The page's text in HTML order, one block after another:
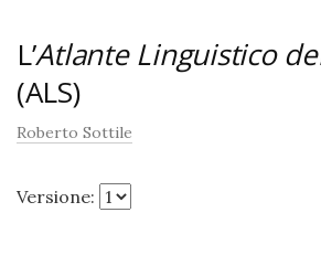
to
L’Atlante Linguistico
(ALS)
Roberto Sottile
Versione: